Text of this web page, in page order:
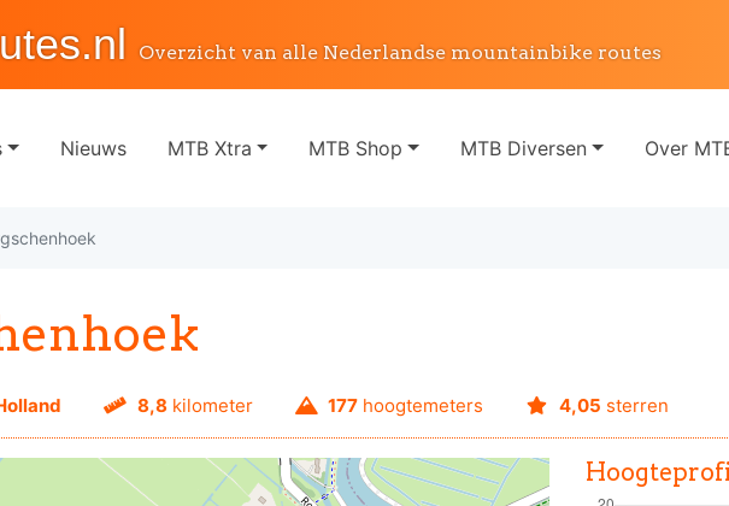
Overzicht van alle Nederlandse mountainbike routes
Nieuws MTB Xtra MTB Shop MTB Diversen Over
8,8 kilometer 177 hoogtemeters 4,05 sterren